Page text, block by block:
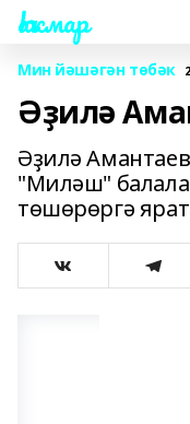
Һаҡмар
Мин йәшәгән төбәк
Әҙилә
Әҙилә
"Миләш"
төшөрөргә